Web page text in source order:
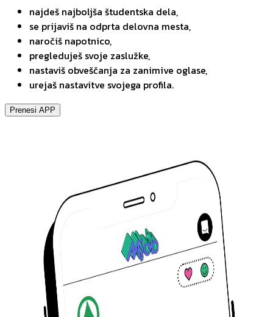
najdeš najboljša študentska dela,
se prijaviš na odprta delovna mesta,
naročiš napotnico,
pregleduješ svoje zaslužke,
nastaviš obveščanja za zanimive oglase,
urejaš nastavitve svojega profila.
Prenesi APP